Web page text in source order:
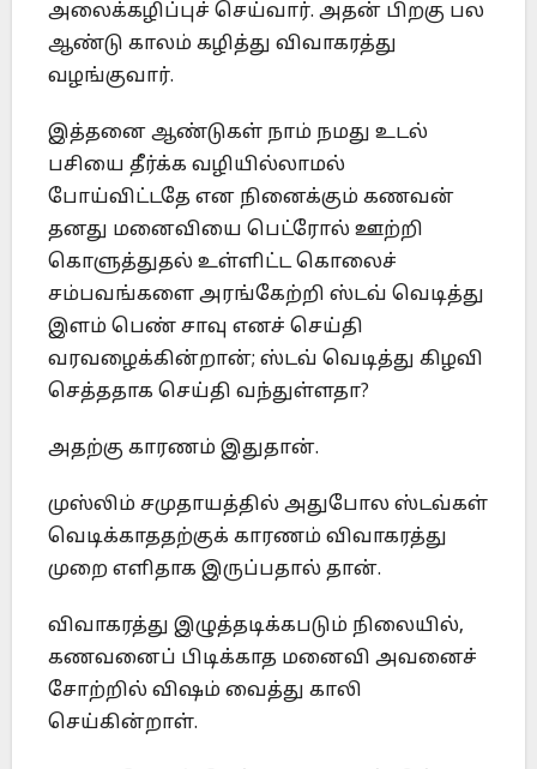
அலைக்கழிப்புச் செய்வார். அதன் பிறகு பல
ஆண்டு காலம் கழித்து விவாகரத்து
வழங்குவார்.
இத்தனை ஆண்டுகள் நாம் நமது உடல்
பசியை தீர்க்க வழியில்லாமல்
போய்விட்டதே என நினைக்கும் கணவன்
தனது மனைவியை பெட்ரோல் ஊற்றி
கொளுத்துதல் உள்ளிட்ட கொலைச்
சம்பவங்களை அரங்கேற்றி ஸ்டவ் வெடித்து
இளம் பெண் சாவு எனச் செய்தி
வரவழைக்கின்றான்; ஸ்டவ் வெடித்து கிழவி
செத்ததாக செய்தி வந்துள்ளதா?
அதற்கு காரணம் இதுதான்.
முஸ்லிம் சமுதாயத்தில் அதுபோல ஸ்டவ்கள்
வெடிக்காததற்குக் காரணம் விவாகரத்து
முறை எளிதாக இருப்பதால் தான்.
விவாகரத்து இழுத்தடிக்கபடும் நிலையில்,
கணவனைப் பிடிக்காத மனைவி அவனைச்
சோற்றில் விஷம் வைத்து காலி
செய்கின்றாள்.